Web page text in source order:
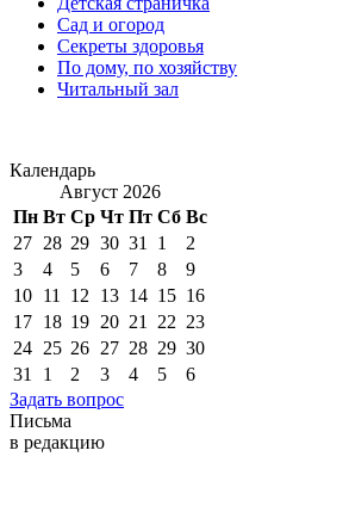
Сад и огород
Секреты здоровья
По дому, по хозяйству
Читальный зал
Календарь
Август 2026
Пн Вт Ср Чт Пт Сб Вс
27 28 29 30 31 1
2
3
4 5 6 7 8
9
10 11 12 13 14 15 16
17 18 19 20 21 22 23
24 25 26 27 28 29 30
31
1 2 3 4 5
6
Задать вопрос
Письма
в редакцию